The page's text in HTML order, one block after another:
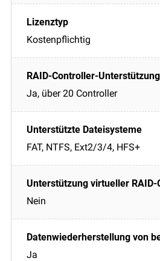
Kostenpflichtig
Ja, über 20 Controller
FAT, NTFS, Ext2/3/4, HFS+
Nein
Ja